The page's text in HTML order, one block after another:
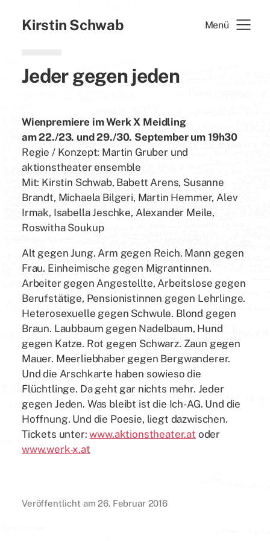
Kirstin Schwab Menü
Jeder gegen jeden
Wienpremiere im Werk X Meidling
am 22./23. und 29./30. September um 19h30
Regie / Konzept: Martin Gruber und
aktionstheater ensemble
Mit: Kirstin Schwab, Babett Arens, Susanne
Brandt, Michaela Bilgeri, Martin Hemmer, Alev
Irmak, Isabella Jeschke, Alexander Meile,
Roswitha Soukup
Alt gegen Jung. Arm gegen Reich. Mann gegen
Frau. Einheimische gegen Migrantinnen.
Arbeiter gegen Angestellte, Arbeitslose gegen
Berufstätige, Pensionistinnen gegen Lehrlinge.
Heterosexuelle gegen Schwule. Blond gegen
Braun. Laubbaum gegen Nadelbaum, Hund
gegen Katze. Rot gegen Schwarz. Zaun gegen
Mauer. Meerliebhaber gegen Bergwanderer.
Und die Arschkarte haben sowieso die
Flüchtlinge. Da geht gar nichts mehr. Jeder
gegen Jeden. Was bleibt ist die Ich-AG. Und die
Hoffnung. Und die Poesie, liegt dazwischen.
Tickets unter:www.aktionstheater.at oder
www.werk-x.at
Veröffentlicht am 26. Februar 2016